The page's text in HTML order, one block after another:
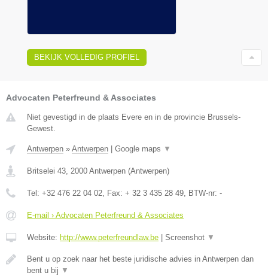
BEKIJK VOLLEDIG PROFIEL
Advocaten Peterfreund & Associates
Niet gevestigd in de plaats Evere en in de provincie Brussels-
Gewest.
Antwerpen » Antwerpen Google maps ▼
Britselei 43 2000 Antwerpen (Antwerpen)
Tel: +32 476 22 04 02 , Fax: + 32 3 435 28 49 , BTW-nr: -
E-mail › Advocaten Peterfreund & Associates
Website: http://www.peterfreundlaw.be Screenshot ▼
Bent u op zoek naar het beste juridische advies in Antwerpen dan
bent u bij ▼